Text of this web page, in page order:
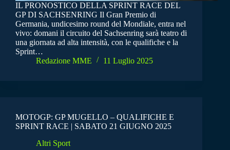
IL PRONOSTICO DELLA SPRINT RACE DEL
GP DI SACHSENRING Il Gran Premio di
Germania, undicesimo round del Mondiale, entra nel
vivo: domani il circuito del Sachsenring sarà teatro di
una giornata ad alta intensità, con le qualifiche e la
Sprint…
Redazione MME
11 Luglio 2025
MOTOGP: GP MUGELLO – QUALIFICHE E
SPRINT RACE | SABATO 21 GIUGNO 2025
Altri Sport